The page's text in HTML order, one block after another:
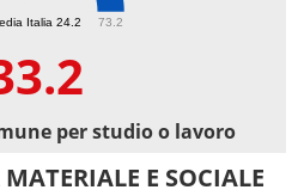
Italia 24.2 73.2
per studio o lavoro
E SOCIALE